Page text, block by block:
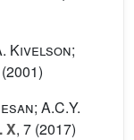
Kivelson;
(2001)
A.C.Y.
X, 7 (2017)